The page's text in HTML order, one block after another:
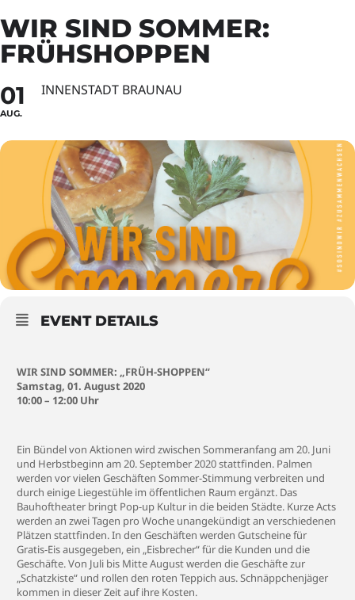
WIR SIND SOMMER:
FRÜHSHOPPEN
01
AUG.
INNENSTADT BRAUNAU
EVENT DETAILS
WIR SIND SOMMER: „FRÜH-SHOPPEN“
Samstag, 01. August 2020
10:00 – 12:00 Uhr
Ein Bündel von Aktionen wird zwischen Sommeranfang am 20. Juni
und Herbstbeginn am 20. September 2020 stattfinden. Palmen
werden vor vielen Geschäften Sommer-Stimmung verbreiten und
durch einige Liegestühle im öffentlichen Raum ergänzt. Das
Bauhoftheater bringt Pop-up Kultur in die beiden Städte. Kurze Acts
werden an zwei Tagen pro Woche unangekündigt an verschiedenen
Plätzen stattfinden. In den Geschäften werden Gutscheine für
Gratis-Eis ausgegeben, ein „Eisbrecher“ für die Kunden und die
Geschäfte. Von Juli bis Mitte August werden die Geschäfte zur
„Schatzkiste“ und rollen den roten Teppich aus. Schnäppchenjäger
kommen in dieser Zeit auf ihre Kosten.